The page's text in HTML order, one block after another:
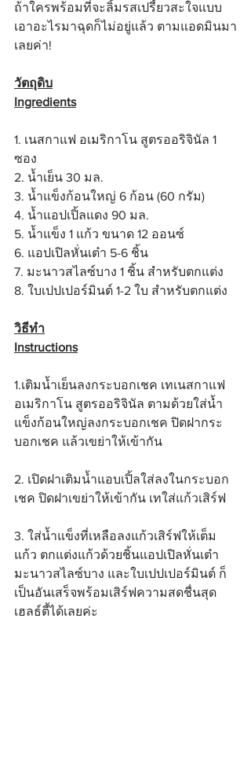
ถ้าใครพร้อมที่จะลิ้มรสเปรี้ยวสะใจแบบ
เอาอะไรมาฉุดก็ไม่อยู่แล้ว ตามแอดมินมา
เลยค่า!
วัตถุดิบ
Ingredients
1. เนสกาแฟ อเมริกาโน สูตรออริจินัล 1
ซอง
2. น้ำเย็น 30 มล.
3. น้ำแข็งก้อนใหญ่ 6 ก้อน (60 กรัม)
4. น้ำแอปเปิ้ลแดง 90 มล.
5. น้ำแข็ง 1 แก้ว ขนาด 12 ออนซ์
6. แอปเปิลหั่นเต๋า 5-6 ชิ้น
7. มะนาวสไลซ์บาง 1 ชิ้น สำหรับตกแต่ง
8. ใบเปปเปอร์มินต์ 1-2 ใบ สำหรับตกแต่ง
วิธีทำ
Instructions
1.เติมน้ำเย็นลงกระบอกเชค เทเนสกาแฟ
อเมริกาโน สูตรออริจินัล ตามด้วยใส่น้ำ
แข็งก้อนใหญ่ลงกระบอกเชค ปิดฝากระ
บอกเชค แล้วเขย่าให้เข้ากัน
2. เปิดฝาเติมน้ำแอบเปิ้ลใส่ลงในกระบอก
เชค ปิดฝาเขย่าให้เข้ากัน เทใส่แก้วเสิร์ฟ
3. ใส่น้ำแข็งที่เหลือลงแก้วเสิร์ฟให้เต็ม
แก้ว ตกแต่งแก้วด้วยชิ้นแอปเปิลหั่นเต๋า
มะนาวสไลซ์บาง และใบเปปเปอร์มินต์ ก็
เป็นอันเสร็จพร้อมเสิร์ฟความสดชื่นสุด
เฮลธ์ตี้ได้เลยค่ะ